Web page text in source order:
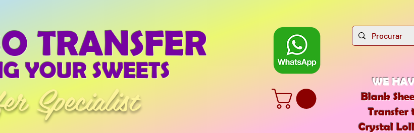
TRANSFER
YOUR SWEETS
Specialist
WE
Blank
Transfer
Crystal